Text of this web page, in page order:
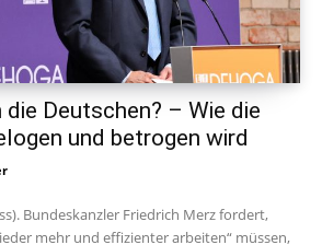
Deutschen? – Wie die
und betrogen wird
Bundeskanzler Friedrich Merz fordert,
mehr und effizienter arbeiten“ müssen,